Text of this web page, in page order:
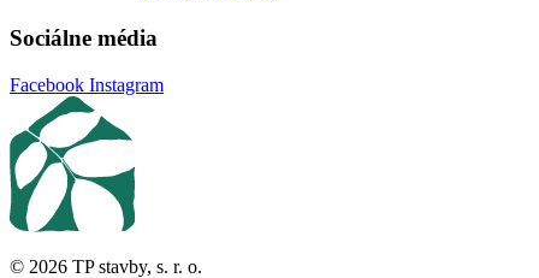
Sociálne média
Facebook Instagram
© 2026 TP stavby, s. r. o.